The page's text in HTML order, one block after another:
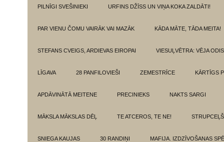
PILNĪGI SVEŠINIEKI URFINS DŽĪSS UN VIŅA KOKA ZALDĀTI!
PAR VIENU ČOMU VAIRĀK VAI MAZĀK KĀDA MĀTE, TĀDA MEITA!
STEFANS CVEIGS, ARDIEVAS EIROPAI VIESUĻVĒTRA: VĒJA
LĪGAVA 28 PANFILOVIEŠI ZEMESTRĪCE KĀRTĪGS
APDĀVINĀTĀ MEITENE PRECINIEKS NAKTS SARGI
MĀKSLA MĀKSLAS DĒĻ TE ATCEROS, TE NE! STRUPCEĻŠ
SNIEGA KAUJAS 30 RANDIŅI MAFIJA. IZDZĪVOŠANAS